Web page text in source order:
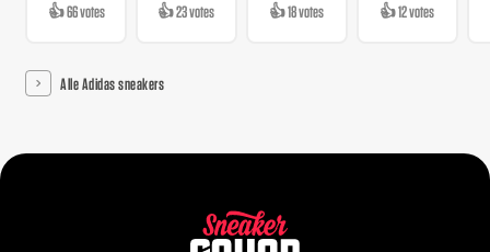
👍 66 votes 👍 23 votes 👍 18 votes 👍 12 votes
Alle Adidas sneakers